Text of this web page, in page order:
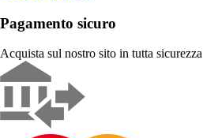
Pagamento sicuro
Acquista sul nostro sito in tutta sicurezza